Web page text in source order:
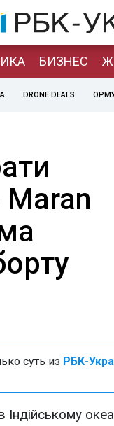
БИЗНЕС
DRONE DEALS
суть из РБК-
Індійському